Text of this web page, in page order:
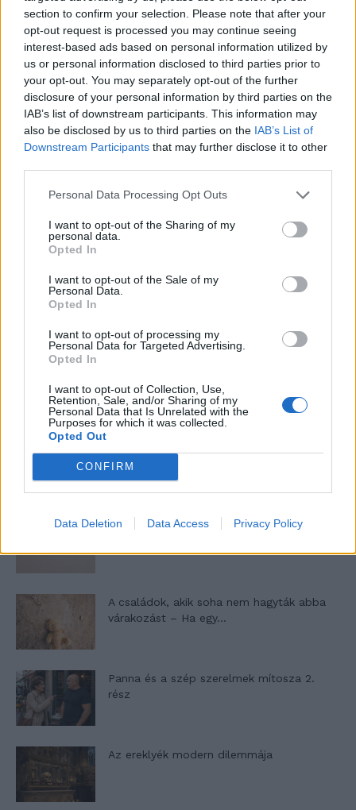
section to confirm your selection. Please note that after your
opt-out request is processed you may continue seeing
interest-based ads based on personal information utilized by
us or personal information disclosed to third parties prior to
your opt-out. You may separately opt-out of the further
disclosure of your personal information by third parties on the
IAB’s list of downstream participants. This information may
also be disclosed by us to third parties on the IAB’s List of
Downstream Participants that may further disclose it to other
Personal Data Processing Opt Outs
I want to opt-out of the Sharing of my
personal data.
Opted In
I want to opt-out of the Sale of my
Personal Data.
Opted In
I want to opt-out of processing my
Personal Data for Targeted Advertising.
Opted In
I want to opt-out of Collection, Use,
Retention, Sale, and/or Sharing of my
Personal Data that Is Unrelated with the
Purposes for which it was collected.
Opted Out
CONFIRM
Data Deletion Data Access Privacy Policy
Lyhanna története
T. Barnett: Gyilkosság a Garda-tónál 12.
rész
T. szereti a fiatal lányokat 13. rész
Minka 10. rész
Minka 9. rész
a hétköznapokban
Egy ház, amely a tengerre és a fényre
A családok, akik soha nem hagyták abba
várakozást – Ha egy...
Panna és a szép szerelmek mítosza 2.
rész
Az ereklyék modern dilemmája